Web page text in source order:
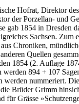
Hofrat, Direktor
der Porzellan- und
gab 1854 in Dresden
Sachsen. Zum
Chroniken,
Quellen
1854 (2. Auflage
894 + 107
werden nummeriert.
Brüder Grimm
für Grässe